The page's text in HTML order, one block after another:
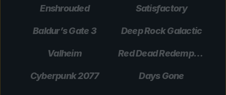
Enshrouded Satisfactory
Baldur’s Gate 3 Deep Rock Galactic
Valheim Red Dead Redemption 2
Cyberpunk 2077 Days Gone